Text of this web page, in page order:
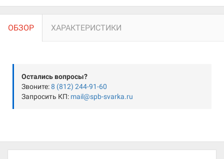
ОБЗОР ХАРАКТЕРИСТИКИ
Остались вопросы?
Звоните:8 (812) 244-91-60
Запросить КП: mail@spb-svarka.ru